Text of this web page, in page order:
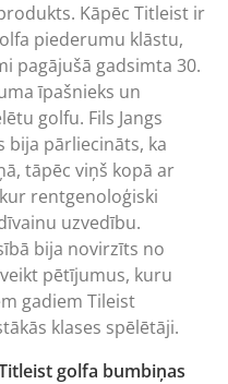
Kāpēc Titleist ir
piederumu klāstu,
pagājušā gadsimta 30.
īpašnieks un
golfu. Fils Jangs
bija pārliecināts, ka
tāpēc viņš kopā ar
rentgenoloģiski
uzvedību.
bija novirzīts no
pētījumus, kuru
gadiem Tileist
klases spēlētāji.
golfa bumbiņas